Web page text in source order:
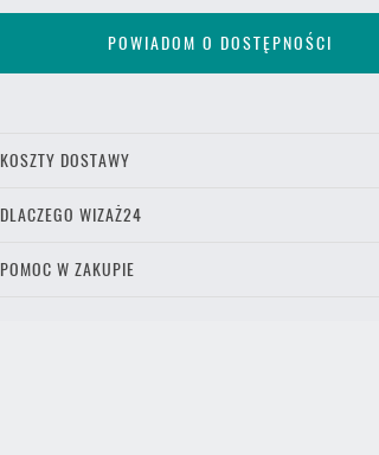
POWIADOM O DOSTĘPNOŚCI
KOSZTY DOSTAWY
DLACZEGO WIZAŻ24
POMOC W ZAKUPIE